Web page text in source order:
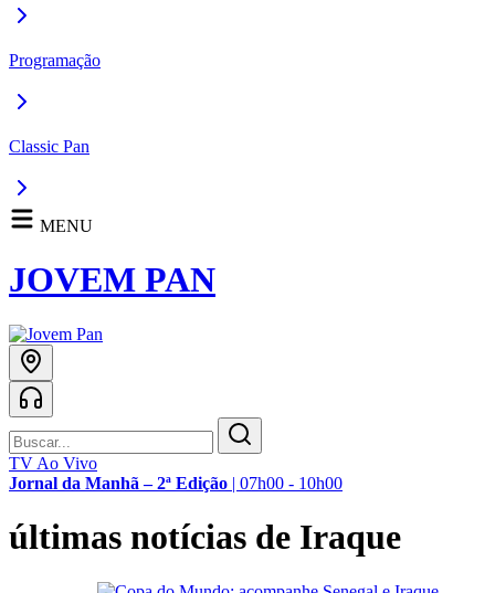
Programação
Classic Pan
MENU
JOVEM PAN
TV Ao Vivo
Jornal da Manhã – 2ª Edição | 07h00 - 10h00
últimas notícias de Iraque